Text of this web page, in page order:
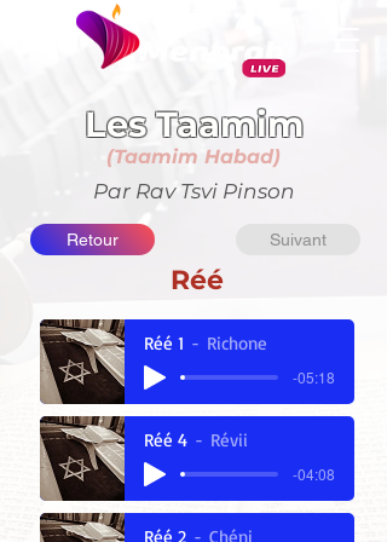
Les Taamim
(Taamim Habad)
Par Rav Tsvi Pinson
Retour Suivant
Réé
Réé 1 Richone
-05:18
Réé 4 Révii
-04:08
Réé 2 Chéni